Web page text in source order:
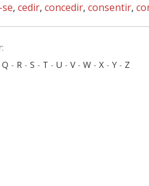
, cedir, concedir, consentir,
Q - R - S - T - U - V- W - X - Y - Z